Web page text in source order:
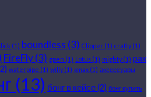
(1) boundless (3) Clipper (1) crafty(1)
FireFly(3) gpen (1) Lotus (1) mighty(1) pax
waterpipe (1) willy(1) xmax (1) аксессуары
(13) бонг в кейсе(2) бонг купить